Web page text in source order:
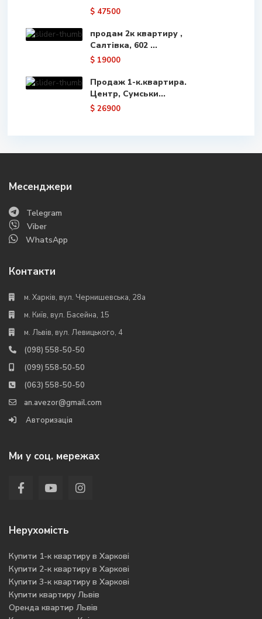
$ 47500
продам 2к квартиру ,
Салтівка, 602 ...
$ 19000
Продаж 1-к.квартира.
Центр, Сумськи...
$ 26900
Месенджери
Telegram
Viber
WhatsApp
Контакти
м. Харків, вул. Чернишевська, 28а
м. Київ, вул. Басейна, 15
м. Львів, вул. Левицького, 4
(098) 558-50-50
(099) 558-50-50
(063) 558-50-50
an.avezor@gmail.com
Авторизація
Ми у соц. мережах
Нерухомість
Купити 1-к квартиру в Харкові
Купити 2-к квартиру в Харкові
Купити 3-к квартиру в Харкові
Купити квартиру Львів
Оренда квартир Львів